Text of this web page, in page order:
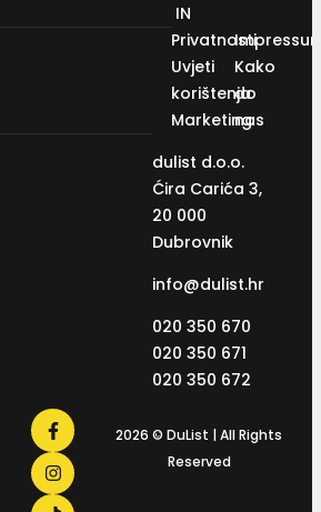
IN
Privatnosti
Uvjeti
korištenja
Marketing
Kako
do
nas
dulist d.o.o.
Ćira Carića 3,
20 000
Dubrovnik
info@dulist.hr
020 350 670
020 350 671
020 350 672
2026 © DuList | All Rights
Reserved